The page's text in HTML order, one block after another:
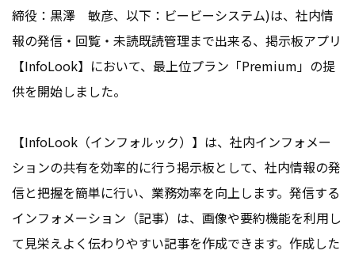
締役：黒澤 敏彦、以下：ビービーシステム)は、社内情
報の発信・回覧・未読既読管理まで出来る、掲示板アプリ
【InfoLook】において、最上位プラン「Premium」の提
供を開始しました。
【InfoLook（インフォルック）】は、社内インフォメー
ションの共有を効率的に行う掲示板として、社内情報の発
信と把握を簡単に行い、業務効率を向上します。発信する
インフォメーション（記事）は、画像や要約機能を利用し
て見栄えよく伝わりやすい記事を作成できます。作成した